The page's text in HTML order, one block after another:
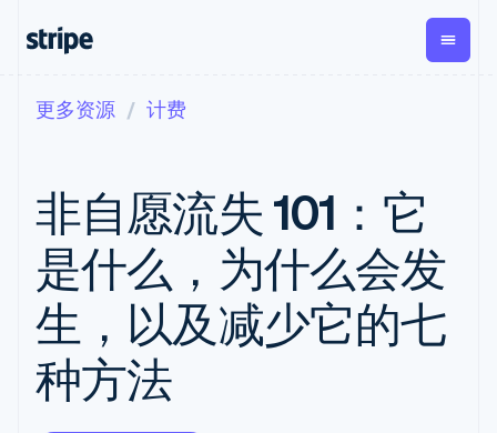
支付
在线支付
Managed
Payments
备案商家解决
方案
Payment links
无代码支付
Checkout
预构建支付界
面
经常性收入
Metronome
按用量计费
Subscriptions
订阅管理
Invoicing
一次性或定期
Global
Payouts
向第三
方打款
Crypto
钱包、
稳定币
按企业阶段
按应用场景
智能体商务
加密货币
电子商务
嵌入式金融
财务自动化
文档
库与 SDK
Stripe Apps
指南
接受线上付款
实施预置结账流程
构建平台或交易市场
学习
指南
支持
获取支持
托管支持方案
更多资源 计费
非自愿流失 101：它
是什么，为什么会发
生，以及减少它的七
种方法